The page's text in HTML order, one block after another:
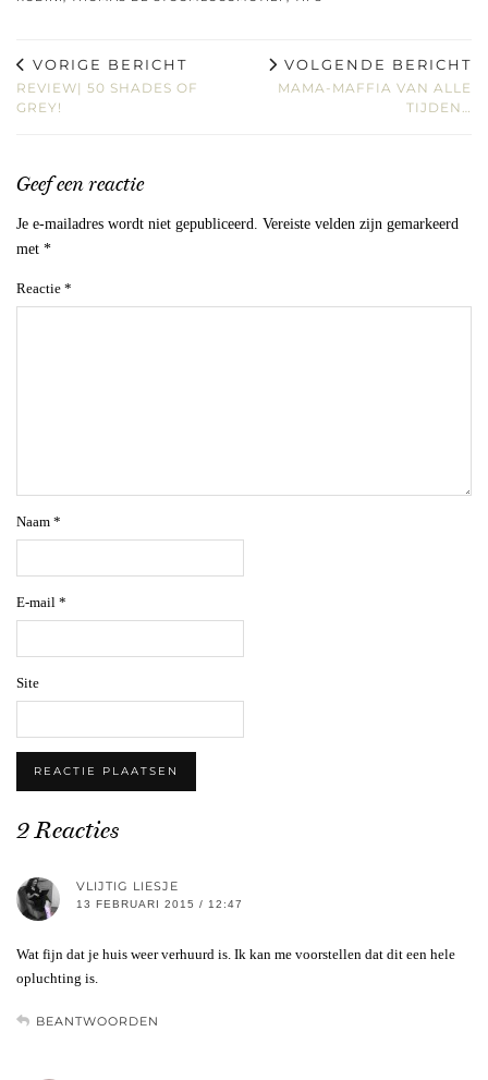
VORIGE BERICHT
REVIEW| 50 SHADES OF
GREY!
VOLGENDE BERICHT
MAMA-MAFFIA VAN ALLE
TIJDEN…
Geef een reactie
Je e-mailadres wordt niet gepubliceerd.
Vereiste velden zijn gemarkeerd
met *
Reactie *
Naam *
E-mail *
Site
2 Reacties
VLIJTIG LIESJE
13 FEBRUARI 2015 / 12:47
Wat fijn dat je huis weer verhuurd is. Ik kan me voorstellen dat dit een hele
opluchting is.
BEANTWOORDEN